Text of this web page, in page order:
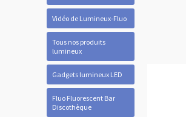
Vidéo de Lumineux-Fluo
Tous nos produits
lumineux
Gadgets lumineux LED
Fluo Fluorescent Bar
Discothèque